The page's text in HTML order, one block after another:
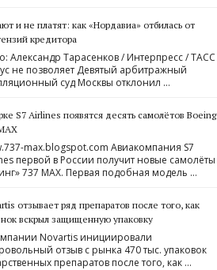
и не платят: как «Нордавиа» отбилась от
кредитора
Александр Тарасенков / Интерпресс / ТАСС
не позволяет Девятый арбитражный
суд Москвы отклонил …
S7 Airlines появятся десять самолётов Boeing
max.blogspot.com Авиакомпания S7
первой в России получит новые самолёты
737 MAX. Первая подобная модель …
отзывает ряд препаратов после того, как
вскрыл защищенную упаковку
Novartis инициировали
отзыв с рынка 470 тыс. упаковок
препаратов после того, как …